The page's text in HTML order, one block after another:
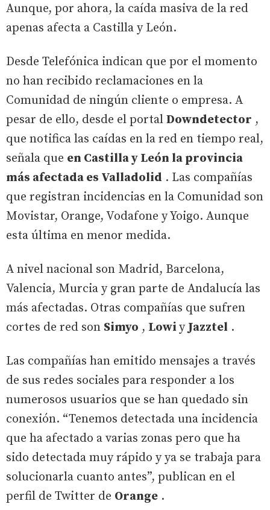
Aunque, por ahora, la caída masiva de la red
apenas afecta a Castilla y León.
Desde Telefónica indican que por el momento
no han recibido reclamaciones en la
Comunidad de ningún cliente o empresa. A
pesar de ello, desde el portal Downdetector ,
que notifica las caídas en la red en tiempo real,
señala que en Castilla y León la provincia
más afectada es Valladolid . Las compañías
que registran incidencias en la Comunidad son
Movistar, Orange, Vodafone y Yoigo. Aunque
esta última en menor medida.
A nivel nacional son Madrid, Barcelona,
Valencia, Murcia y gran parte de Andalucía las
más afectadas. Otras compañías que sufren
cortes de red son Simyo , Lowi y Jazztel .
Las compañías han emitido mensajes a través
de sus redes sociales para responder a los
numerosos usuarios que se han quedado sin
conexión. “Tenemos detectada una incidencia
que ha afectado a varias zonas pero que ha
sido detectada muy rápido y ya se trabaja para
solucionarla cuanto antes”, publican en el
perfil de Twitter de Orange .